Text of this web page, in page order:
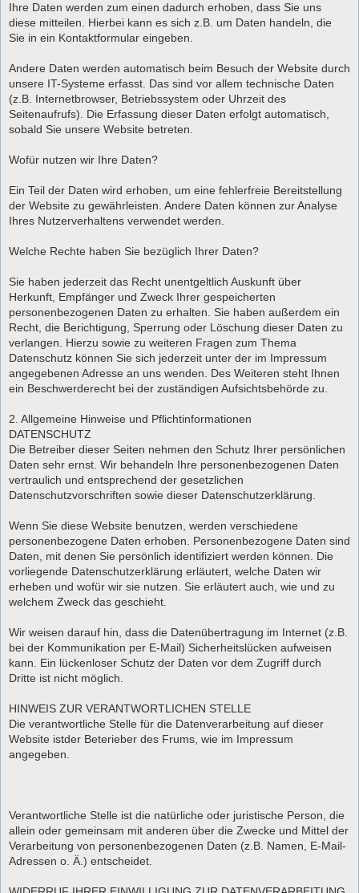
Ihre Daten werden zum einen dadurch erhoben, dass Sie uns
diese mitteilen. Hierbei kann es sich z.B. um Daten handeln, die
Sie in ein Kontaktformular eingeben.
Andere Daten werden automatisch beim Besuch der Website durch
unsere IT-Systeme erfasst. Das sind vor allem technische Daten
(z.B. Internetbrowser, Betriebssystem oder Uhrzeit des
Seitenaufrufs). Die Erfassung dieser Daten erfolgt automatisch,
sobald Sie unsere Website betreten.
Wofür nutzen wir Ihre Daten?
Ein Teil der Daten wird erhoben, um eine fehlerfreie Bereitstellung
der Website zu gewährleisten. Andere Daten können zur Analyse
Ihres Nutzerverhaltens verwendet werden.
Welche Rechte haben Sie bezüglich Ihrer Daten?
Sie haben jederzeit das Recht unentgeltlich Auskunft über
Herkunft, Empfänger und Zweck Ihrer gespeicherten
personenbezogenen Daten zu erhalten. Sie haben außerdem ein
Recht, die Berichtigung, Sperrung oder Löschung dieser Daten zu
verlangen. Hierzu sowie zu weiteren Fragen zum Thema
Datenschutz können Sie sich jederzeit unter der im Impressum
angegebenen Adresse an uns wenden. Des Weiteren steht Ihnen
ein Beschwerderecht bei der zuständigen Aufsichtsbehörde zu.
2. Allgemeine Hinweise und Pflichtinformationen
DATENSCHUTZ
Die Betreiber dieser Seiten nehmen den Schutz Ihrer persönlichen
Daten sehr ernst. Wir behandeln Ihre personenbezogenen Daten
vertraulich und entsprechend der gesetzlichen
Datenschutzvorschriften sowie dieser Datenschutzerklärung.
Wenn Sie diese Website benutzen, werden verschiedene
personenbezogene Daten erhoben. Personenbezogene Daten sind
Daten, mit denen Sie persönlich identifiziert werden können. Die
vorliegende Datenschutzerklärung erläutert, welche Daten wir
erheben und wofür wir sie nutzen. Sie erläutert auch, wie und zu
welchem Zweck das geschieht.
Wir weisen darauf hin, dass die Datenübertragung im Internet (z.B.
bei der Kommunikation per E-Mail) Sicherheitslücken aufweisen
kann. Ein lückenloser Schutz der Daten vor dem Zugriff durch
Dritte ist nicht möglich.
HINWEIS ZUR VERANTWORTLICHEN STELLE
Die verantwortliche Stelle für die Datenverarbeitung auf dieser
Website istder Beterieber des Frums, wie im Impressum
angegeben.
Verantwortliche Stelle ist die natürliche oder juristische Person, die
allein oder gemeinsam mit anderen über die Zwecke und Mittel der
Verarbeitung von personenbezogenen Daten (z.B. Namen, E-Mail-
Adressen o. Ä.) entscheidet.